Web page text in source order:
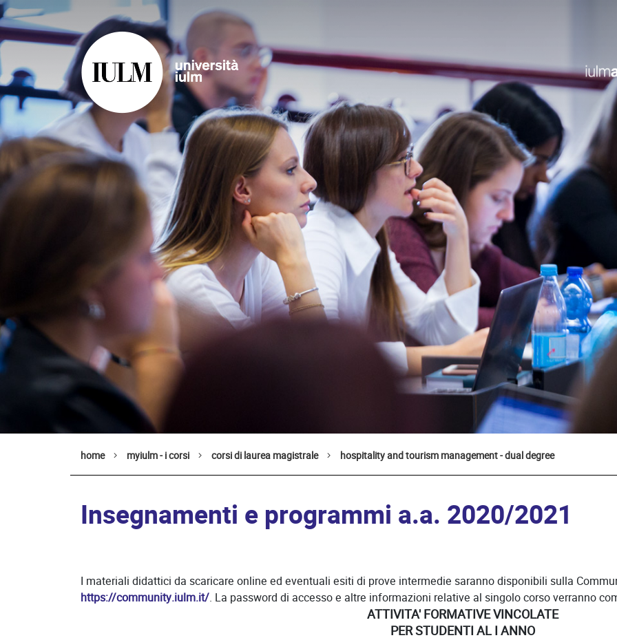
home myiulm - i corsi corsi di laurea magistrale hospitality and tourism management - dual degree
Insegnamenti e programmi a.a. 2020/2021
I materiali didattici da scaricare online ed eventuali esiti di prove intermedie saranno disponibili sulla
https://community.iulm.it/. La password di accesso e altre informazioni relative al singolo corso verranno
ATTIVITA' FORMATIVE VINCOLATE
PER STUDENTI AL I ANNO